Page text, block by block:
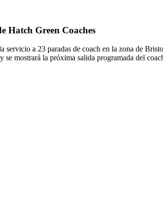
Hatch Green Coaches
a 23 paradas de coach en la zona de
se mostrará la próxima salida programada del